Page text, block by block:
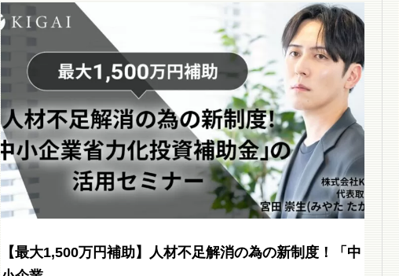
【最大1,500万円補助】人材不足解消の為の新制度！「中